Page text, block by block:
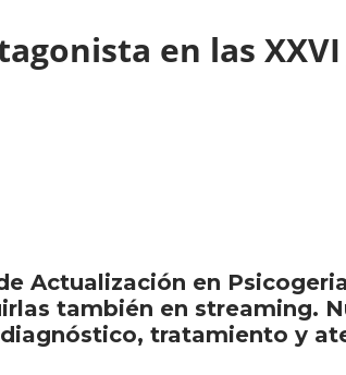
en las XXVI
Actualización en
también en streaming.
tratamiento y